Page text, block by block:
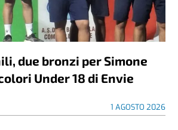
due bronzi per Simone
Under 18 di Envie
1 AGOSTO 2026